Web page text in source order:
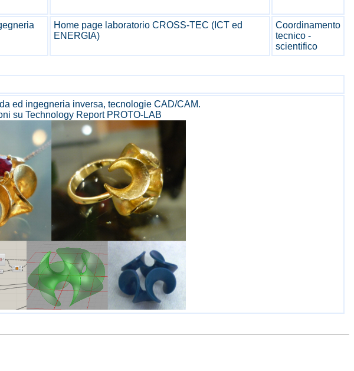
Home page laboratorio CROSS-TEC (ICT ed
ENERGIA)
Coordinamento
tecnico -
scientifico
ed ingegneria inversa, tecnologie CAD/CAM.
su Technology Report PROTO-LAB